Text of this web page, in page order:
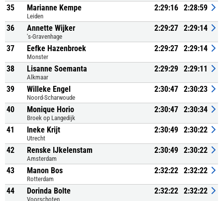
35 Marianne Kempe
Leiden
2:29:16 2:28:59
36 Annette Wijker
's-Gravenhage
2:29:27 2:29:14
37 Eefke Hazenbroek
Monster
2:29:27 2:29:14
38 Lisanne Soemanta
Alkmaar
2:29:29 2:29:11
39 Willeke Engel
Noord-Scharwoude
2:30:47 2:30:23
40 Monique Horio
Broek op Langedijk
2:30:47 2:30:34
41 Ineke Krijt
Utrecht
2:30:49 2:30:22
42 Renske IJkelenstam
Amsterdam
2:30:49 2:30:22
43 Manon Bos
Rotterdam
2:32:22 2:32:22
44 Dorinda Bolte
Voorschoten
2:32:22 2:32:22